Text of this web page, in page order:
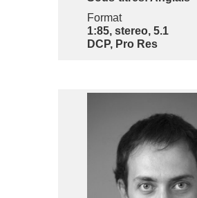
Format
1:85, stereo, 5.1
DCP, Pro Res